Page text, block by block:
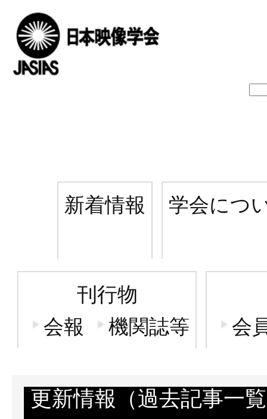
新着情報 学会につ
刊行物
会報
機関誌等 会
更新情報（過去記事一